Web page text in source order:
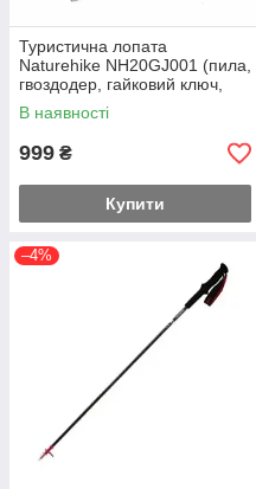
Туристична лопата
Naturehike NH20GJ001 (пила,
гвоздодер, гайковий ключ,
відкривачка, лінійка)
В наявності
999 ₴
Купити
–4%